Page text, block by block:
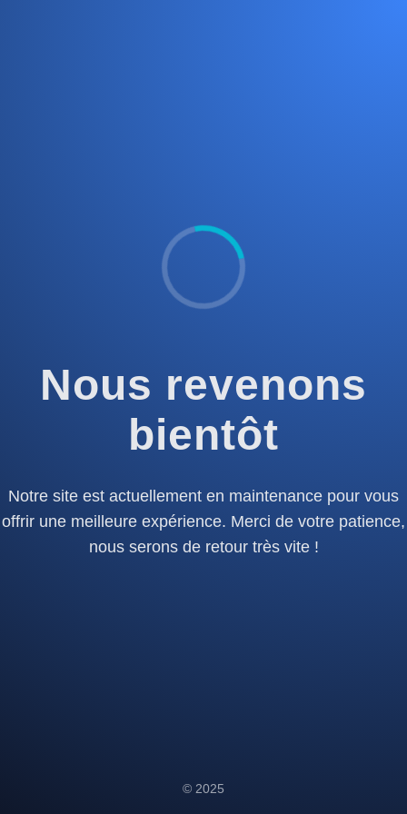
Nous revenons
bientôt
Notre site est actuellement en maintenance pour vous
offrir une meilleure expérience. Merci de votre patience,
nous serons de retour très vite !
© 2025